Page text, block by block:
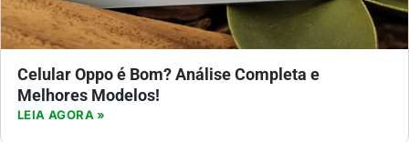
Celular Oppo é Bom? Análise Completa e
Melhores Modelos!
LEIA AGORA »